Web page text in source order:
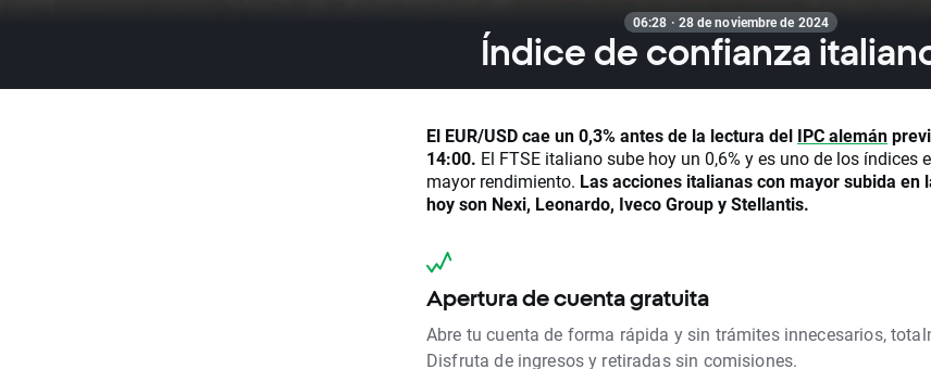
06:28 · 28 de noviembre de 2024
Índice de confianza
El EUR/USD cae un 0,3% antes de la lectura del IPC alemán
14:00. El FTSE italiano sube hoy un 0,6% y es uno de los índices
mayor rendimiento. Las acciones italianas con mayor subida en
hoy son Nexi, Leonardo, Iveco Group y Stellantis.
Apertura de cuenta gratuita
Abre tu cuenta de forma rápida y sin trámites innecesarios,
Disfruta de ingresos y retiradas sin comisiones.